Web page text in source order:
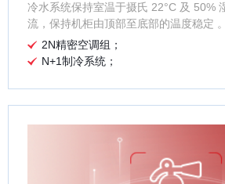
冷水系统保持室温于摄氏 22°C 及 50%
流，保持机柜由顶部至底部的温度稳定 。
2N精密空调组；
N+1制冷系统；